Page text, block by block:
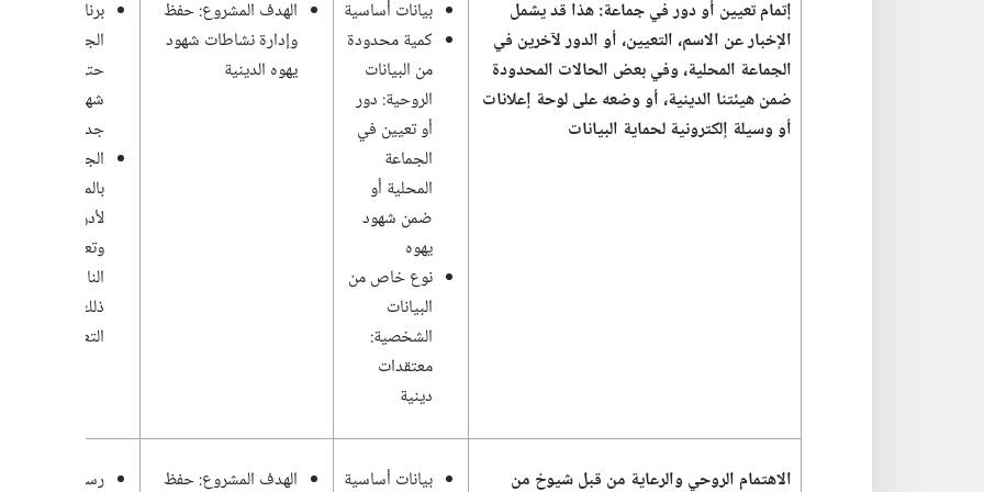
إتمام تعيين أو دور في جماعة:‏ هذا قد يشمل
الإخبار عن الاسم،‏ التعيين،‏ أو الدور لآخرين في
الجماعة المحلية،‏ وفي بعض الحالات المحدودة
ضمن هيئتنا الدينية،‏ أو وضعه على لوحة إعلانات
أو وسيلة إلكترونية لحماية البيانات
بيانات أساسية
كمية محدودة
من البيانات
الروحية:‏ دور
أو تعيين في
الجماعة
المحلية أو
ضمن شهود
يهوه
نوع خاص من
البيانات
الشخصية:‏
معتقدات
دينية
الهدف المشروع:‏ حفظ
وإدارة نشاطات شهود
يهوه الدينية
برنامج اجتماعات
الجماعة يُحتفظ به
حتى استبداله
شهريًّا ببرنامج
جديد
الجماعة تحتفظ
بالمعلومات الحالية
لأدوار الناشرين
وتعييناتهم ما دام
الناشر يشترك في
ذلك الدور أو
التعيين
الاهتمام الروحي والرعاية من قبل شيوخ من بيانات أساسية الهدف المشروع:‏ حفظ رسائل التعريف:‏